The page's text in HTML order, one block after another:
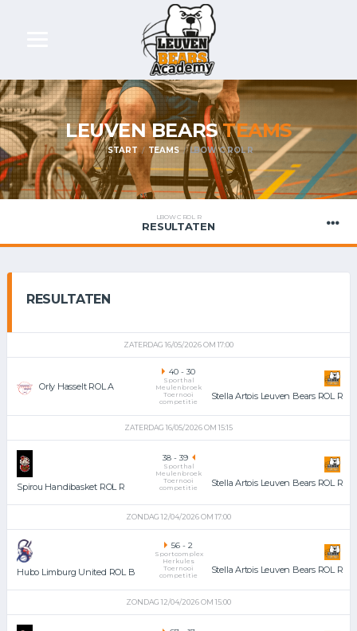
LEUVEN BEARSTEAMS
START TEAMS LBOW C ROL R
LBOW C ROL R
RESULTATEN
RESULTATEN
ZATERDAG 16/05/2026 OM 17:00
Orly Hasselt ROL A
40 - 30
Sporthal
Meulenbroek
Toernooi
competitie
Stella Artois Leuven Bears ROL R
ZATERDAG 16/05/2026 OM 15:15
Spirou Handibasket ROL R
38- 39
Sporthal
Meulenbroek
Toernooi
competitie
Stella Artois Leuven Bears ROL R
ZONDAG 12/04/2026 OM 17:00
Hubo Limburg United ROL B
56 - 2
Sportcomplex
Herkules
Toernooi
competitie
Stella Artois Leuven Bears ROL R
ZONDAG 12/04/2026 OM 15:00